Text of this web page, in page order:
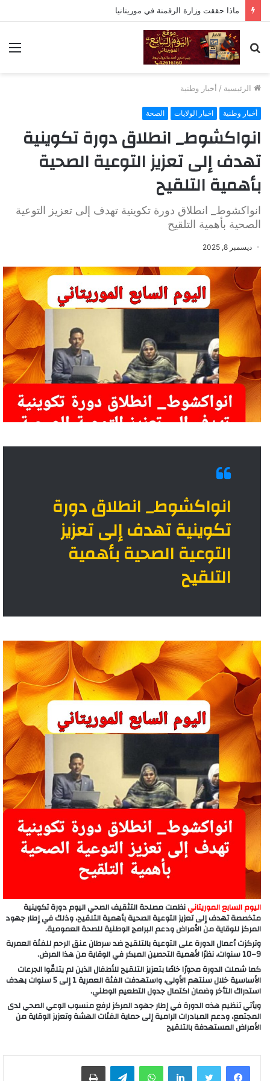
ماذا حققت وزارة الرقمنة في موريتانيا
بحث
عن
الرئيسية / أخبار وطنية
أخبار وطنية اخبار الولايات الصحة
انواكشوط_ انطلاق دورة تكوينية
تهدف إلى تعزيز التوعية الصحية
بأهمية التلقيح
انواكشوط_ انطلاق دورة تكوينية تهدف إلى تعزيز التوعية
الصحية بأهمية التلقيح
ديسمبر 8, 2025
انواكشوط_ انطلاق دورة
تكوينيةتهدف إلى تعزيز
التوعية الصحية بأهمية
التلقيح
اليوم السابع الموريتانينظمت مصلحة التثقيف الصحي اليوم دورة تكوينية
متخصصة تهدف إلى تعزيز التوعية الصحية بأهمية التلقيح، وذلك في إطار جهود
المركز للوقاية من الأمراض ودعم البرامج الوطنية للصحة العمومية.
وتركزت أعمال الدورة على التوعية بالتلقيح ضد سرطان عنق الرحم للفئة العمرية
9–10 سنوات، نظرًا لأهمية التحصين المبكر في الوقاية من هذا المرض.
كما شملت الدورة محورًا خاصًا بتعزيز التلقيح للأطفال الذين لم يتلقّوا الجرعات
الأساسية خلال سنتهم الأولى، واستهدفت الفئة العمرية 1 إلى 5 سنوات بهدف
استدراك التأخر وضمان اكتمال جدول التطعيم الوطني.
ويأتي تنظيم هذه الدورة في إطار جهود المركز لرفع منسوب الوعي الصحي لدى
المجتمع، ودعم المبادرات الرامية إلى حماية الفئات الهشة وتعزيز الوقاية من
الأمراض المستهدفة بالتلقيح
لينكدإن واتساب